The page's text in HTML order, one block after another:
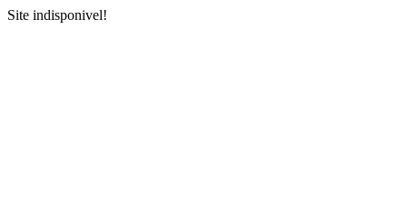
Site indisponivel!